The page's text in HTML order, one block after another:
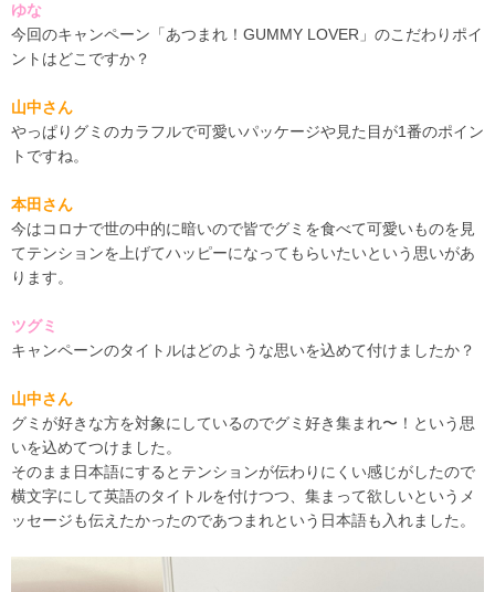
ゆな
今回のキャンペーン「あつまれ！GUMMY LOVER」のこだわりポイ
ントはどこですか？
山中さん
やっぱりグミのカラフルで可愛いパッケージや見た目が1番のポイン
トですね。
本田さん
今はコロナで世の中的に暗いので皆でグミを食べて可愛いものを見
てテンションを上げてハッピーになってもらいたいという思いがあ
ります。
ツグミ
キャンペーンのタイトルはどのような思いを込めて付けましたか？
山中さん
グミが好きな方を対象にしているのでグミ好き集まれ〜！という思
いを込めてつけました。
そのまま日本語にするとテンションが伝わりにくい感じがしたので
横文字にして英語のタイトルを付けつつ、集まって欲しいというメ
ッセージも伝えたかったのであつまれという日本語も入れました。